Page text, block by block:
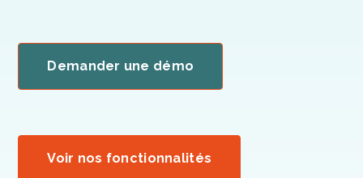
Demander une démo
Voir nos fonctionnalités